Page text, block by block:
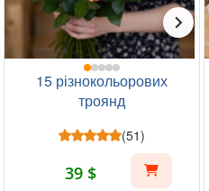
15 різнокольорових
троянд
(51)
39 $